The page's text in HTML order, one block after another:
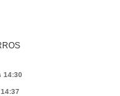
14:30